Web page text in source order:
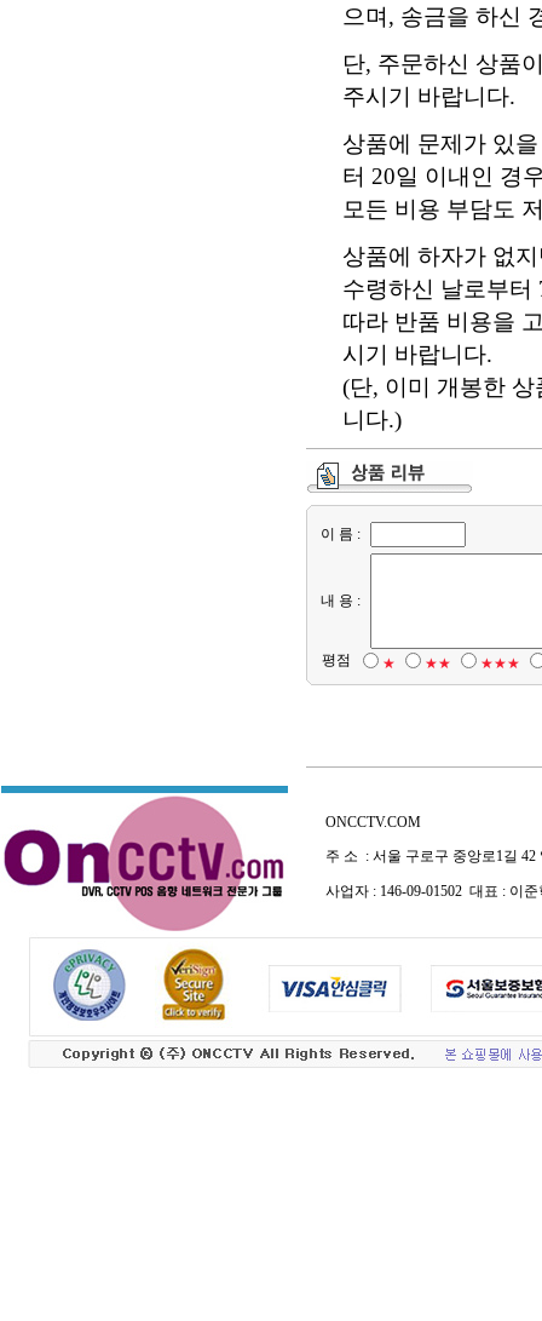
으며, 송금을 하신
단, 주문하신 상품
주시기 바랍니다.
상품에 문제가 있
터 20일 이내인 경
모든 비용 부담도
상품에 하자가 없
수령하신 날로부터
따라 반품 비용을
시기 바랍니다.
(단, 이미 개봉한
니다.)
이 름 :
내 용 :
평점 ★ ★★ ★★★
ONCCTV.COM
주 소 : 서울 구로구 중앙로1길 42
사업자 : 146-09-01502 대표 : 이